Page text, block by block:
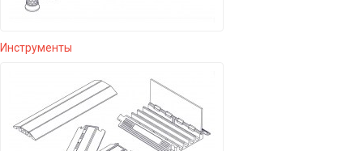
Инструменты